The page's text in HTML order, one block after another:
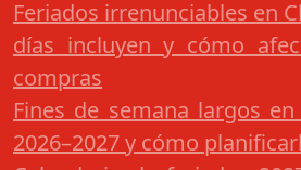
Feriados irrenunciables en
días incluyen y cómo
compras
Fines de semana largos
2026–2027 y cómo